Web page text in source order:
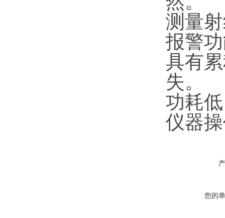
测量
报警
具有
失。
功耗
仪器
您的